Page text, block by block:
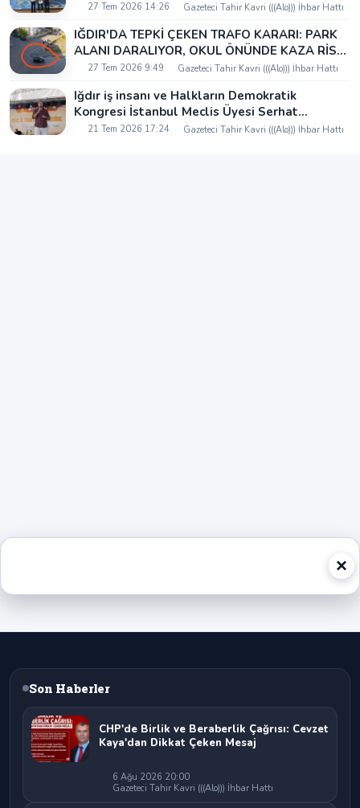
27 Tem 2026 14:26 Gazeteci Tahir Kavri (((Alo))) İhbar Hattı
IĞDIR'DA TEPKİ ÇEKEN TRAFO KARARI: PARK
ALANI DARALIYOR, OKUL ÖNÜNDE KAZA RİSKİ
İDDİASI VE IĞDIR VALİSİ NEREDE?
27 Tem 2026 9:49 Gazeteci Tahir Kavri (((Alo))) İhbar Hattı
Iğdır iş insanı ve Halkların Demokratik
Kongresi İstanbul Meclis Üyesi Serhat
Kaya’dan Iğdır Tanıtım Günleri’nde birlik ve
21 Tem 2026 17:24 Gazeteci Tahir Kavri (((Alo))) İhbar Hattı
×
Son Haberler
CHP'de Birlik ve Beraberlik Çağrısı: Cevzet
Kaya'dan Dikkat Çeken Mesaj
6 Ağu 2026 20:00
Gazeteci Tahir Kavri (((Alo))) İhbar Hattı